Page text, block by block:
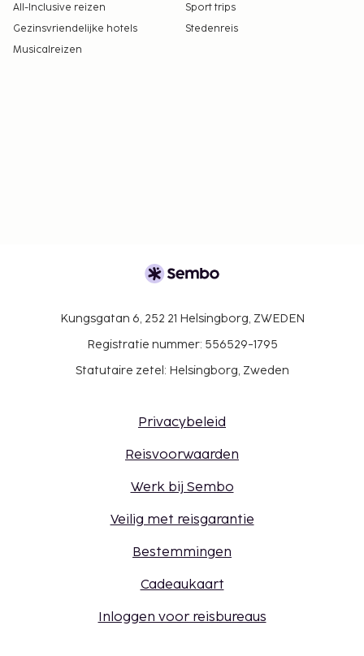
All-Inclusive reizen
Sport trips
Gezinsvriendelijke hotels
Stedenreis
Musicalreizen
Kungsgatan 6, 252 21 Helsingborg, ZWEDEN
Registratie nummer: 556529-1795
Statutaire zetel: Helsingborg, Zweden
Privacybeleid
Reisvoorwaarden
Werk bij Sembo
Veilig met reisgarantie
Bestemmingen
Cadeaukaart
Inloggen voor reisbureaus